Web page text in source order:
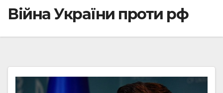
Війна України проти рф